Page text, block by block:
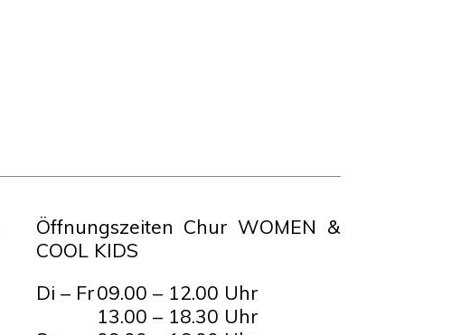
Öffnungszeiten Chur WOMEN &
COOL KIDS
Di – Fr09.00 – 12.00 Uhr
13.00 – 18.30 Uhr